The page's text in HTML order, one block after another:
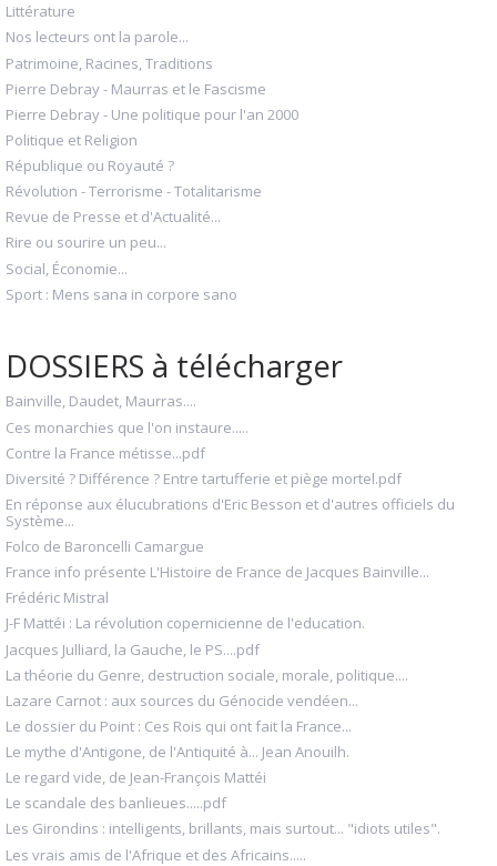
Littérature
Nos lecteurs ont la parole...
Patrimoine, Racines, Traditions
Pierre Debray - Maurras et le Fascisme
Pierre Debray - Une politique pour l'an 2000
Politique et Religion
République ou Royauté ?
Révolution - Terrorisme - Totalitarisme
Revue de Presse et d'Actualité...
Rire ou sourire un peu...
Social, Économie...
Sport : Mens sana in corpore sano
DOSSIERS à télécharger
Bainville, Daudet, Maurras....
Ces monarchies que l'on instaure.....
Contre la France métisse...pdf
Diversité ? Différence ? Entre tartufferie et piège mortel.pdf
En réponse aux élucubrations d'Eric Besson et d'autres officiels du
Système...
Folco de Baroncelli Camargue
France info présente L'Histoire de France de Jacques Bainville...
Frédéric Mistral
J-F Mattéi : La révolution copernicienne de l'education.
Jacques Julliard, la Gauche, le PS....pdf
La théorie du Genre, destruction sociale, morale, politique....
Lazare Carnot : aux sources du Génocide vendéen...
Le dossier du Point : Ces Rois qui ont fait la France...
Le mythe d'Antigone, de l'Antiquité à... Jean Anouilh.
Le regard vide, de Jean-François Mattéi
Le scandale des banlieues.....pdf
Les Girondins : intelligents, brillants, mais surtout... "idiots utiles".
Les vrais amis de l'Afrique et des Africains.....